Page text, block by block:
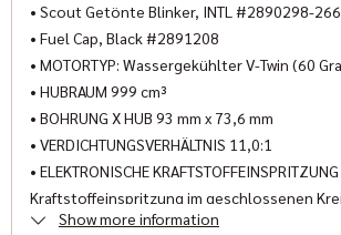
FURNISHING
• Scout Getönte Blinker, INTL #2890298-266
• Fuel Cap, Black #2891208
• MOTORTYP: Wassergekühlter V-Twin (60
• HUBRAUM 999 cm³
• BOHRUNG X HUB 93 mm x 73,6 mm
• VERDICHTUNGSVERHÄLTNIS 11,0:1
• ELEKTRONISCHE KRAFTSTOFFEINSPRITZUNG
Kraftstoffeinspritzung im geschlossenen
mm-Bohrung
Show more information